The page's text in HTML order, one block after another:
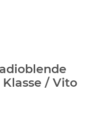
Klasse / Vito